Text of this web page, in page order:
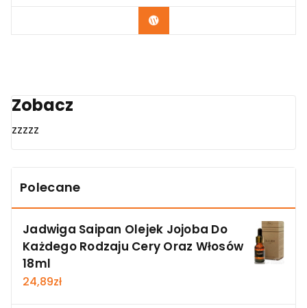
Zobacz
Zobacz
zzzzz
Polecane
Jadwiga Saipan Olejek Jojoba Do
Każdego Rodzaju Cery Oraz Włosów
18ml
24,89zł